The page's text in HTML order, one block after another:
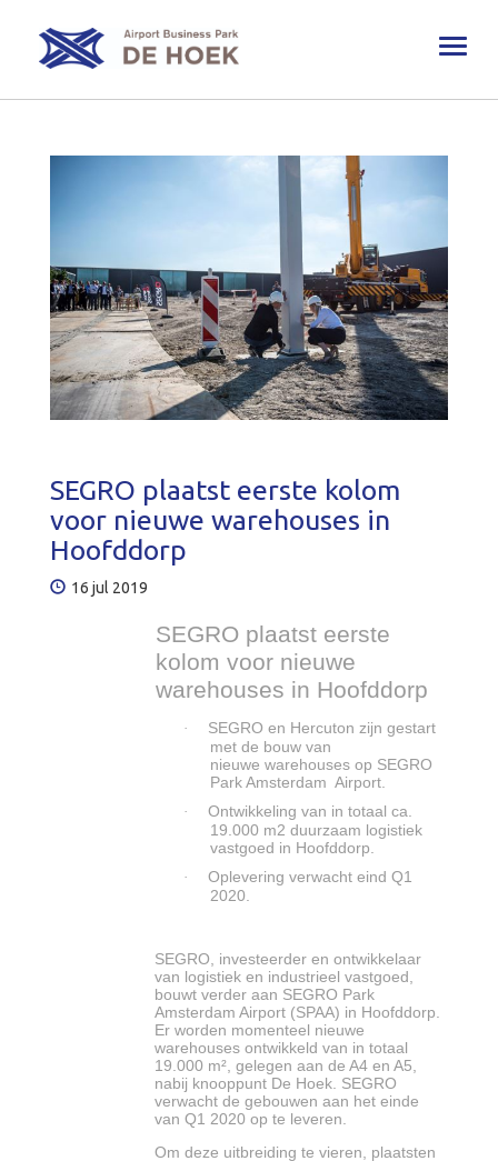
SEGRO plaatst eerste kolom
voor nieuwe warehouses in
Hoofddorp
16 jul 2019
SEGRO plaatst eerste
kolom voor nieuwe
warehouses in Hoofddorp
·
SEGRO en Hercuton zijn gestart
met de bouw van
nieuwe warehouses op SEGRO
Park Amsterdam Airport.
·
Ontwikkeling van in totaal ca.
19.000 m2 duurzaam logistiek
vastgoed in Hoofddorp.
·
Oplevering verwacht eind Q1
2020.
SEGRO, investeerder en ontwikkelaar
van logistiek en industrieel vastgoed,
bouwt verder aan SEGRO Park
Amsterdam Airport (SPAA) in Hoofddorp.
Er worden momenteel nieuwe
warehouses ontwikkeld van in totaal
19.000 m², gelegen aan de A4 en A5,
nabij knooppunt De Hoek. SEGRO
verwacht de gebouwen aan het einde
van Q1 2020 op te leveren.
Om deze uitbreiding te vieren, plaatsten